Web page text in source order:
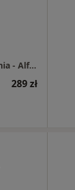
Centrum Medyczne enel-med - Oddział Gdynia - Alfa Plaza
289 zł